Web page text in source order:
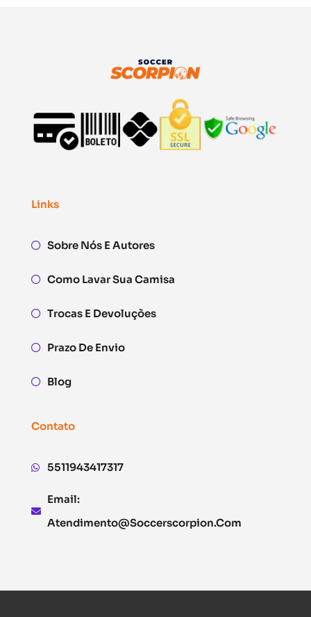
Links
Sobre Nós E Autores
Como Lavar Sua Camisa
Trocas E Devoluções
Prazo De Envio
Blog
Contato
5511943417317
Email:
Atendimento@soccerscorpion.com